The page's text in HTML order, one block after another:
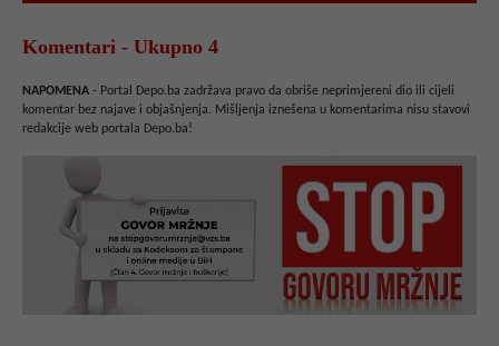
Komentari - Ukupno 4
NAPOMENA - Portal Depo.ba zadržava pravo da obriše neprimjereni dio ili cijeli
komentar bez najave i objašnjenja. Mišljenja iznešena u komentarima nisu stavovi
redakcije web portala Depo.ba!